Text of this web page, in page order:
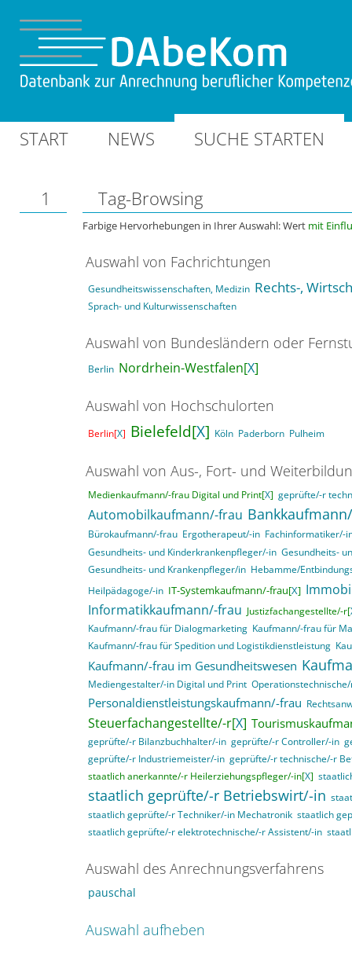
START NEWS SUCHE STARTEN
1 Tag-Browsing
Farbige Hervorhebungen in Ihrer Auswahl: Wert mit
Auswahl von Fachrichtungen
Gesundheitswissenschaften, Medizin Rechts-,
Sprach- und Kulturwissenschaften
Auswahl von Bundesländern oder
Berlin Nordrhein-Westfalen[X]
Auswahl von Hochschulorten
Berlin[X] Bielefeld[X] Köln Paderborn Pulheim
Auswahl von Aus-, Fort- und
Medienkaufmann/-frau Digital und Print[X] geprüfte/-r
Automobilkaufmann/-frau
Bürokaufmann/-frau Ergotherapeut/-in Fachinformatiker/-
Gesundheits- und Kinderkrankenpfleger/-in Gesundheits-
Gesundheits- und Krankenpfleger/in Hebamme/
Heilpädagoge/-in IT-Systemkaufmann/-frau[X]
Informatikkaufmann/-frau Justizfachangestellte/-r[
Kaufmann/-frau für Dialogmarketing Kaufmann/-frau für
Kaufmann/-frau für Spedition und Logistikdienstleistung
Kaufmann/-frau im Gesundheitswesen
Mediengestalter/-in Digital und Print
Personaldienstleistungskaufmann/-frau
Steuerfachangestellte/-r[X]
geprüfte/-r Bilanzbuchhalter/-in geprüfte/-r Controller/-in
geprüfte/-r Industriemeister/-in geprüfte/-r technische/-r
staatlich anerkannte/-r Heilerziehungspfleger/-in[X]
staatlich geprüfte/-r Betriebswirt/-in
staatlich geprüfte/-r Techniker/-in Mechatronik staatlich
staatlich geprüfte/-r elektrotechnische/-r Assistent/-in
Auswahl des Anrechnungsverfahrens
pauschal
Auswahl aufheben